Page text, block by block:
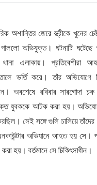
অশান্তির জেরে স্ত্রীকে খুনের
অভিযুক্ত। ঘটনাটি
থানা এলাকায়। প্রতিবেশীরা
ভর্তি করে। তাঁর
অবশেষে রবিবার সারগোদা চক
যুবককে আটক করা হয়।
সেই সঙ্গে গুলি চালিয়ে
এনকাউন্টার অভিযানে আহত হয় সে।
হয়। বর্তমানে সে চিকিৎসাধীন।